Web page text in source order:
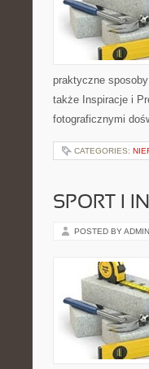
praktyczne
także Inspiracje i
fotograficznymi
CATEGORIES:
SPORT I
POSTED BY ADMIN